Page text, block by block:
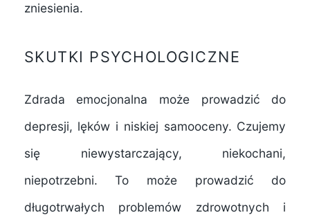
zniesienia.
SKUTKI PSYCHOLOGICZNE
Zdrada emocjonalna może prowadzić do
depresji, lęków i niskiej samooceny. Czujemy
się niewystarczający, niekochani,
niepotrzebni. To może prowadzić do
długotrwałych problemów zdrowotnych i